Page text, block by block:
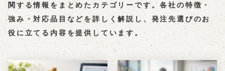
関する情報をまとめたカテゴリーです。各社の特徴・
強み・対応品目などを詳しく解説し、発注先選びのお
役に立てる内容を提供しています。